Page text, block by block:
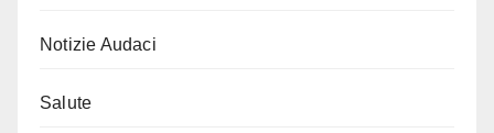
Notizie Audaci
Salute